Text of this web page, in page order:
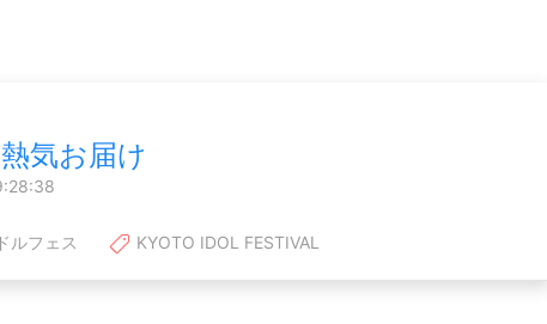
気お届け
ルフェス KYOTO IDOL FESTIVAL